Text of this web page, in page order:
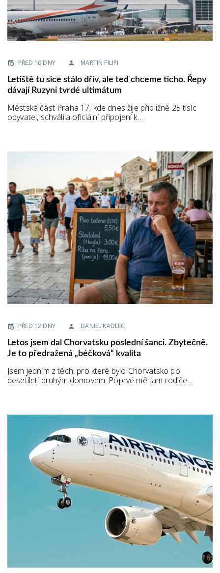
PŘED 10 DNY MARTIN FILIPI
Letiště tu sice stálo dřív, ale teď chceme ticho. Řepy
dávají Ruzyni tvrdé ultimátum
Městská část Praha 17, kde dnes žije přibližně 25 tisíc
obyvatel, schválila oficiální připojení k…
PŘED 12 DNY DANIEL KADLEC
Letos jsem dal Chorvatsku poslední šanci. Zbytečně.
Je to předražená „béčková“ kvalita
Jsem jedním z těch, pro které bylo Chorvatsko po
desetiletí druhým domovem. Poprvé mě tam rodiče…